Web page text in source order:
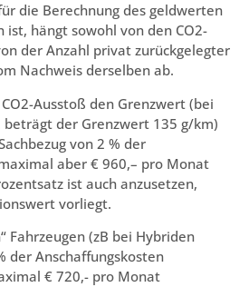
die Berechnung des geldwerten
ist, hängt sowohl von den CO2-
der Anzahl privat zurückgelegter
Nachweis derselben ab.
Ausstoß den Grenzwert (bei
beträgt der Grenzwert 135 g/km)
von 2 % der
aber € 960,– pro Monat
ist auch anzusetzen,
vorliegt.
Fahrzeugen (zB bei Hybriden
der Anschaffungskosten
€ 720,- pro Monat